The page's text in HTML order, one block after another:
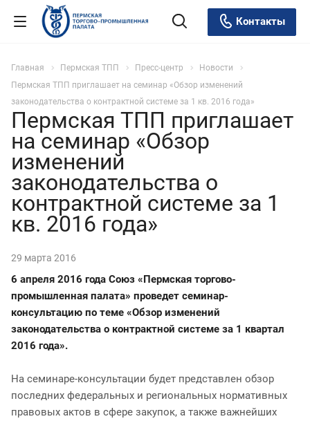
Контакты
Главная Пермская ТПП Пресс-центр
Новости
Пермская ТПП приглашает на семинар «Обзор изменений
законодательства о контрактной системе за 1 кв. 2016 года»
Пермская ТПП приглашает
на семинар «Обзор
изменений
законодательства о
контрактной системе за 1
кв. 2016 года»
29 марта 2016
6 апреля 2016 года Союз «Пермская торгово-
промышленная палата» проведет семинар-
консультацию по теме «Обзор изменений
законодательства о контрактной системе за 1 квартал
2016 года».
На семинаре-консультации будет представлен обзор
последних федеральных и региональных нормативных
правовых актов в сфере закупок, а также важнейших